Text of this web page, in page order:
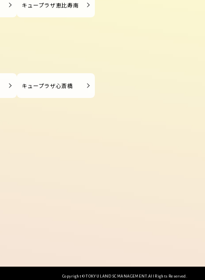
キュープラザ恵比寿南
キュープラザ心斎橋
Copyright © TOKYU LAND SC MANAGEMENT.All Rights Reserved.